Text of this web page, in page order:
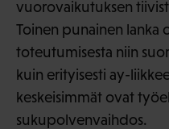
vuorovaikutuksen
Toinen punainen lanka
toteutumisesta niin
kuin erityisesti ay-
keskeisimmät ovat
sukupolvenvaihdos.